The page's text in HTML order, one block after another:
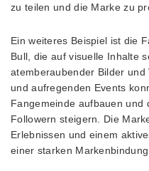
zu teilen und die Marke zu
Ein weiteres Beispiel ist die
Bull, die auf visuelle Inhalte
atemberaubender Bilder
und aufregenden Events
Fangemeinde aufbauen und
Followern steigern. Die
Erlebnissen und einem
einer starken Markenbindung